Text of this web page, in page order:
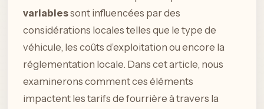
variablessont influencées par des
considérations locales telles que le type de
véhicule, les coûts d’exploitation ou encore la
réglementation locale. Dans cet article, nous
examinerons comment ces éléments
impactent les tarifs de fourrière à travers la